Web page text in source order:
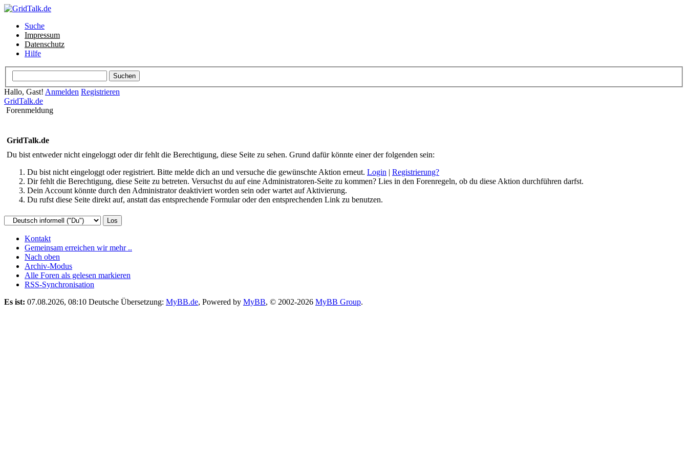
Suche
Impressum
Datenschutz
Hilfe
Hallo, Gast! Anmelden Registrieren
GridTalk.de
Forenmeldung
GridTalk.de
Du bist entweder nicht eingeloggt oder dir fehlt die Berechtigung, diese Seite zu sehen. Grund dafür könnte einer der folgenden sein:
Du bist nicht eingeloggt oder registriert. Bitte melde dich an und versuche die gewünschte Aktion erneut. Login | Registrierung?
Dir fehlt die Berechtigung, diese Seite zu betreten. Versuchst du auf eine Administratoren-Seite zu kommen? Lies in den Forenregeln, ob du diese Aktion durchführen darfst.
Dein Account könnte durch den Administrator deaktiviert worden sein oder wartet auf Aktivierung.
Du rufst diese Seite direkt auf, anstatt das entsprechende Formular oder den entsprechenden Link zu benutzen.
Kontakt
Gemeinsam erreichen wir mehr ..
Nach oben
Archiv-Modus
Alle Foren als gelesen markieren
RSS-Synchronisation
Es ist: 07.08.2026, 08:10 Deutsche Übersetzung: MyBB.de, Powered by MyBB, © 2002-2026 MyBB Group.